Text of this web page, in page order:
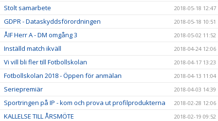
Stolt samarbete 2018-05-18 12:47
GDPR - Dataskyddsförordningen 2018-05-18 10:51
ÅIF Herr A - DM omgång 3 2018-05-02 11:52
Inställd match ikväll 2018-04-24 12:06
Vi vill bli fler till Fotbollskolan 2018-04-17 13:23
Fotbollskolan 2018 - Öppen för anmälan 2018-04-13 11:04
Seriepremiär 2018-04-03 14:39
Sportringen på IP - kom och prova ut profilprodukterna 2018-02-28 12:06
KALLELSE TILL ÅRSMÖTE 2018-02-19 09:52